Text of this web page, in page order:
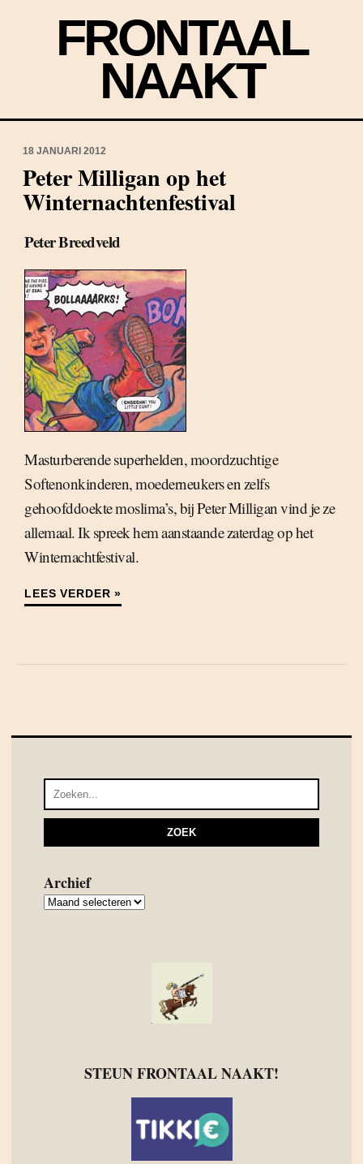
FRONTAAL
NAAKT
18 JANUARI 2012
Peter Milligan op het
Winternachtenfestival
Peter Breedveld
Masturberende superhelden, moordzuchtige
Softenonkinderen, moederneukers en zelfs
gehoofddoekte moslima’s, bij Peter Milligan vind je ze
allemaal. Ik spreek hem aanstaande zaterdag op het
Winternachtfestival.
LEES VERDER »
Archief
Archief
STEUN FRONTAAL NAAKT!